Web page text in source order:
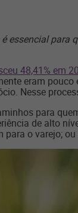
essencial
48,41% em
eram
Nesse
para
de alto
para o varejo;